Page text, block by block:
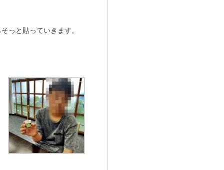
そっと貼っていきます。